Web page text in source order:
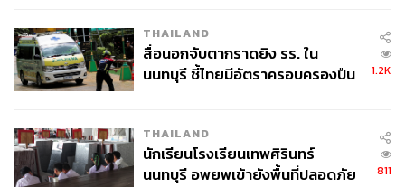
THAILAND
สื่อนอกจับตากราดยิง รร. ใน
นนทบุรี ชี้ไทยมีอัตราครอบครองปืน
1.2K
THAILAND
นักเรียนโรงเรียนเทพศิรินทร์
นนทบุรี อพยพเข้ายังพื้นที่ปลอดภัย
811